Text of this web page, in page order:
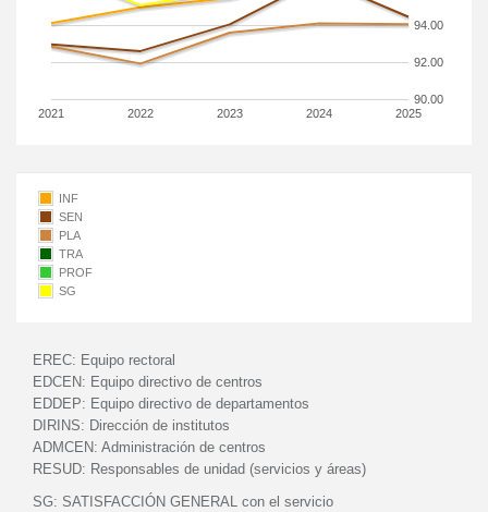
2021 2022 2023 2024 2025
90.00
92.00
94.00
INF
SEN
PLA
TRA
PROF
SG
EREC: Equipo rectoral
EDCEN: Equipo directivo de centros
EDDEP: Equipo directivo de departamentos
DIRINS: Dirección de institutos
ADMCEN: Administración de centros
RESUD: Responsables de unidad (servicios y áreas)
SG: SATISFACCIÓN GENERAL con el servicio